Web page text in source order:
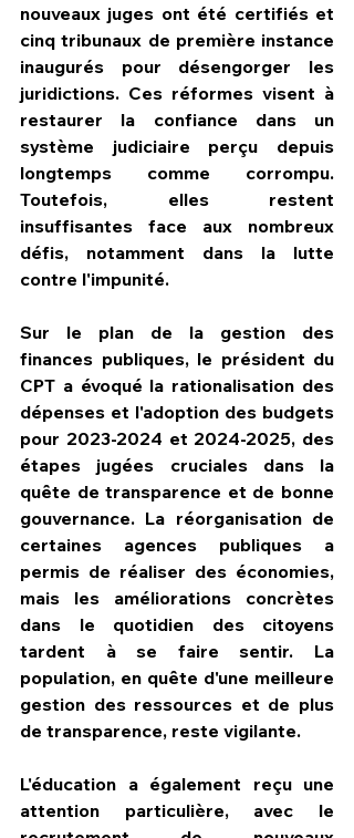
nouveaux juges ont été certifiés et
cinq tribunaux de première instance
inaugurés pour désengorger les
juridictions. Ces réformes visent à
restaurer la confiance dans un
système judiciaire perçu depuis
longtemps comme corrompu.
Toutefois, elles restent
insuffisantes face aux nombreux
défis, notamment dans la lutte
contre l'impunité.
Sur le plan de la gestion des
finances publiques, le président du
CPT a évoqué la rationalisation des
dépenses et l'adoption des budgets
pour 2023-2024 et 2024-2025, des
étapes jugées cruciales dans la
quête de transparence et de bonne
gouvernance. La réorganisation de
certaines agences publiques a
permis de réaliser des économies,
mais les améliorations concrètes
dans le quotidien des citoyens
tardent à se faire sentir. La
population, en quête d'une meilleure
gestion des ressources et de plus
de transparence, reste vigilante.
L'éducation a également reçu une
attention particulière, avec le